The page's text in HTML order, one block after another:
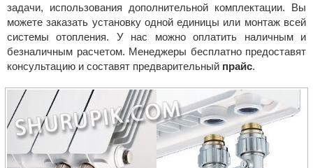
задачи, использования дополнительной комплектации. Вы
можете заказать установку одной единицы или монтаж всей
системы отопления. У нас можно оплатить наличным и
безналичным расчетом. Менеджеры бесплатно предоставят
консультацию и составят предварительный прайс.